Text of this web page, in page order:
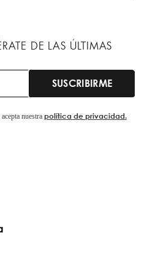
DE LAS ÚLTIMAS
SUSCRIBIRME
nuestra política de privacidad.